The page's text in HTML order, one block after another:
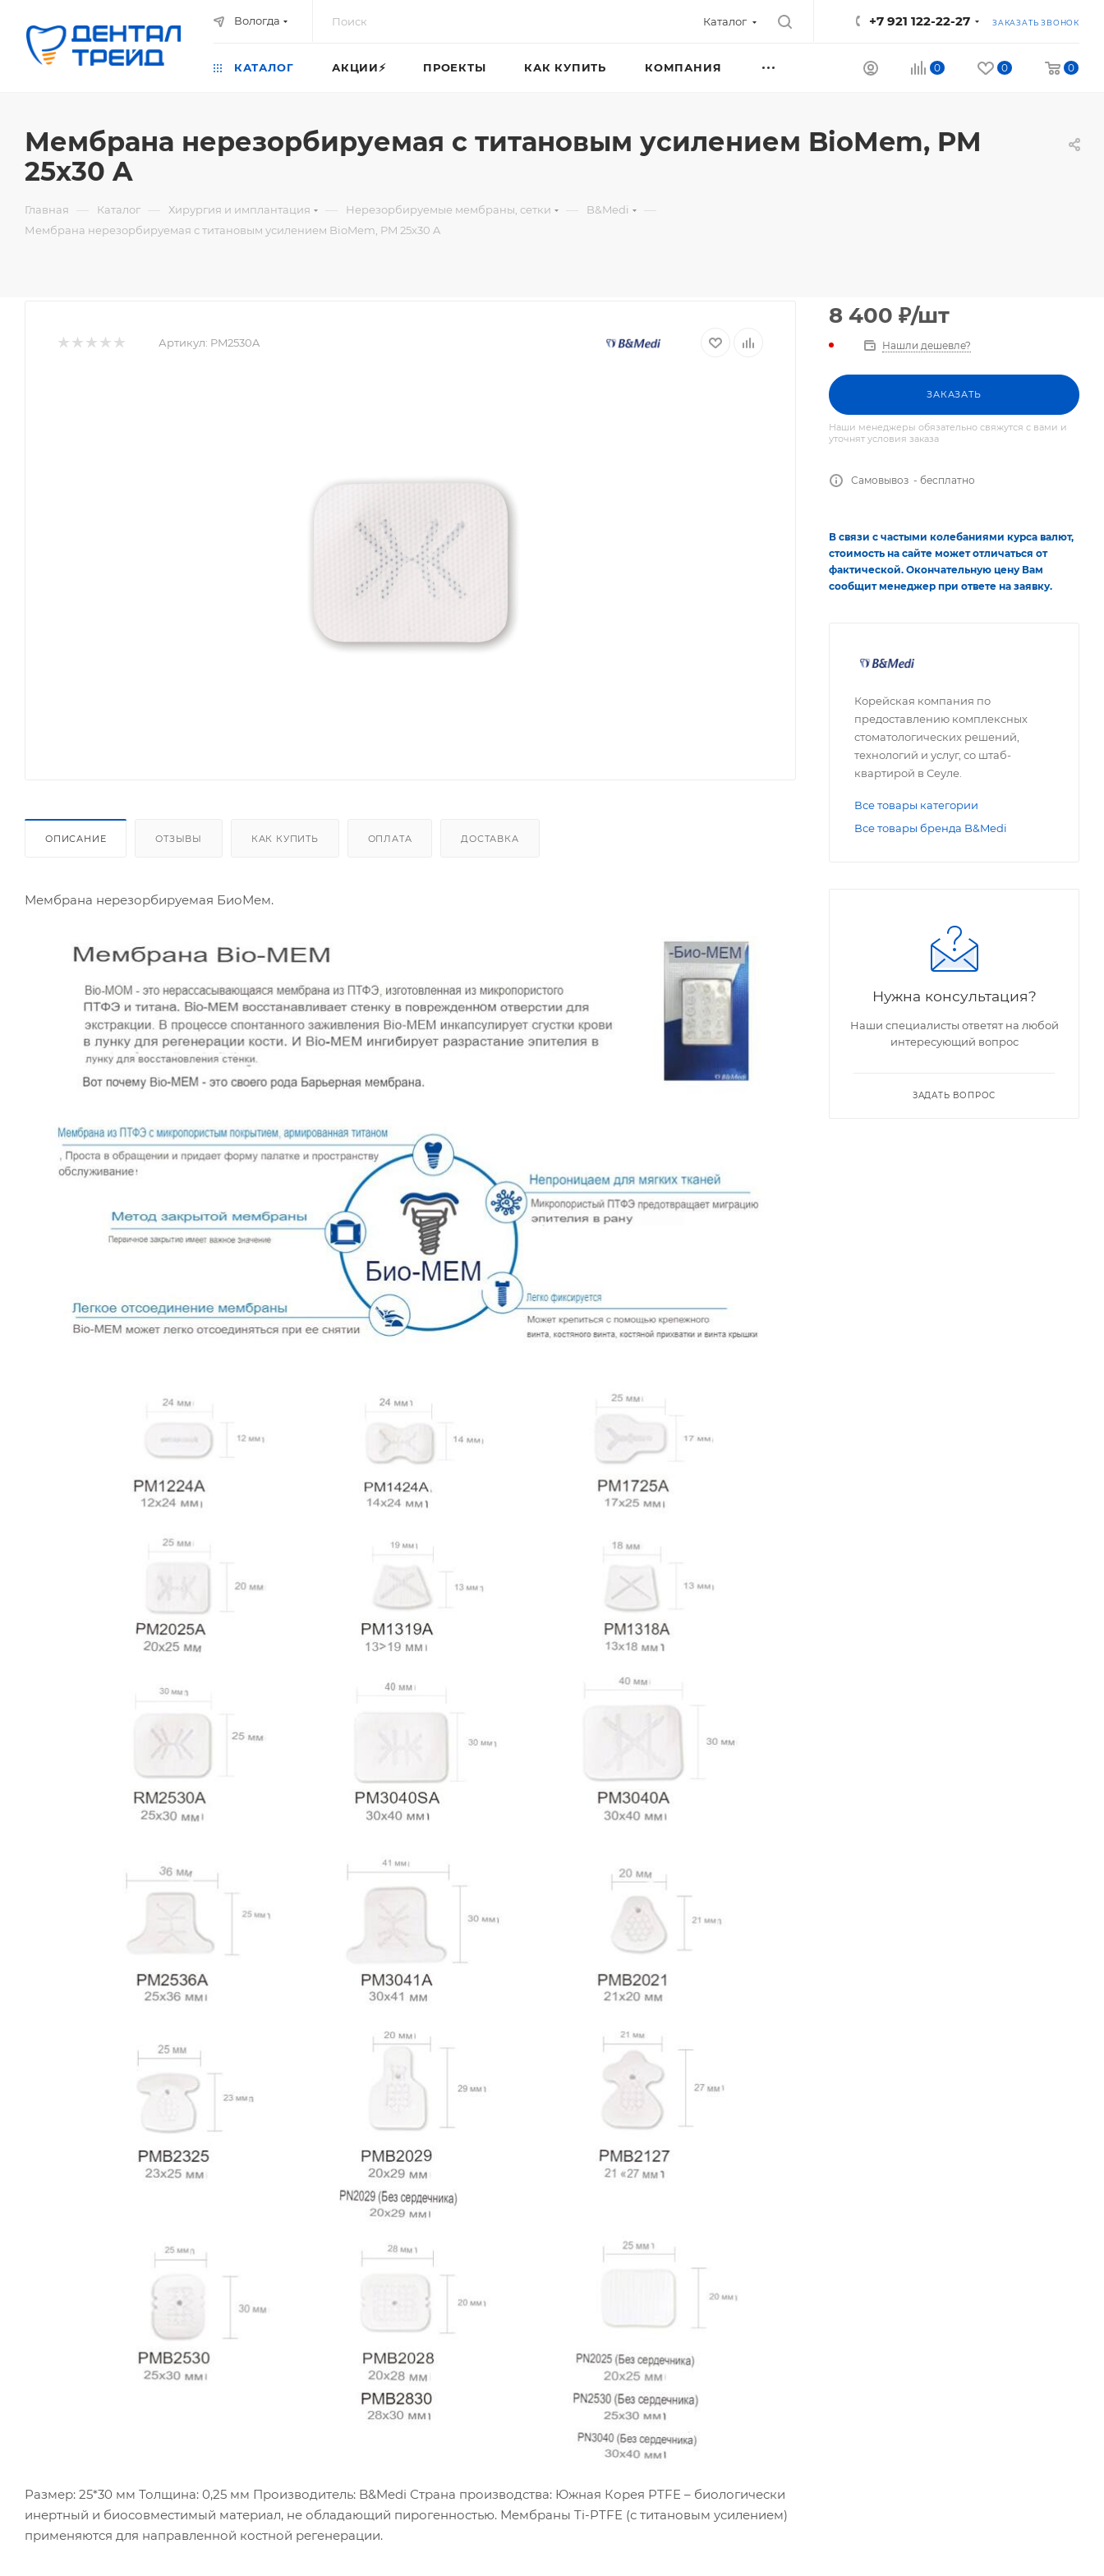
Вологда Каталог +7 921 122-22-27 ЗАКАЗАТЬ ЗВОНОК
0 0 0
КАТАЛОГ АКЦИИ⚡️ ПРОЕКТЫ КАК КУПИТЬ КОМПАНИЯ
Мембрана нерезорбируемая с титановым усилением BioMem, PM
25х30 A
Главная — Каталог — Хирургия и имплантация — Нерезорбируемые мембраны, сетки — B&Medi —
Мембрана нерезорбируемая с титановым усилением BioMem, PM 25х30 A
Артикул: PM2530A
ОПИСАНИЕ ОТЗЫВЫ КАК КУПИТЬ ОПЛАТА ДОСТАВКА
Мембрана нерезорбируемая БиоМем.
Размер: 25*30 мм Толщина: 0,25 мм Производитель: B&Medi Страна производства: Южная Корея PTFE – биологически
инертный и биосовместимый материал, не обладающий пирогенностью. Мембраны Ti-PTFE (с титановым усилением)
применяются для направленной костной регенерации.
8 400 ₽/шт
Нашли дешевле?
ЗАКАЗАТЬ
Наши менеджеры обязательно свяжутся с вами и
уточнят условия заказа
Самовывоз - бесплатно
В связи с частыми колебаниями курса валют,
стоимость на сайте может отличаться от
фактической. Окончательную цену Вам
сообщит менеджер при ответе на заявку.
Корейская компания по
предоставлению комплексных
стоматологических решений,
технологий и услуг, со штаб-
квартирой в Сеуле.
Все товары категории
Все товары бренда B&Medi
Нужна консультация?
Наши специалисты ответят на любой
интересующий вопрос
ЗАДАТЬ ВОПРОС